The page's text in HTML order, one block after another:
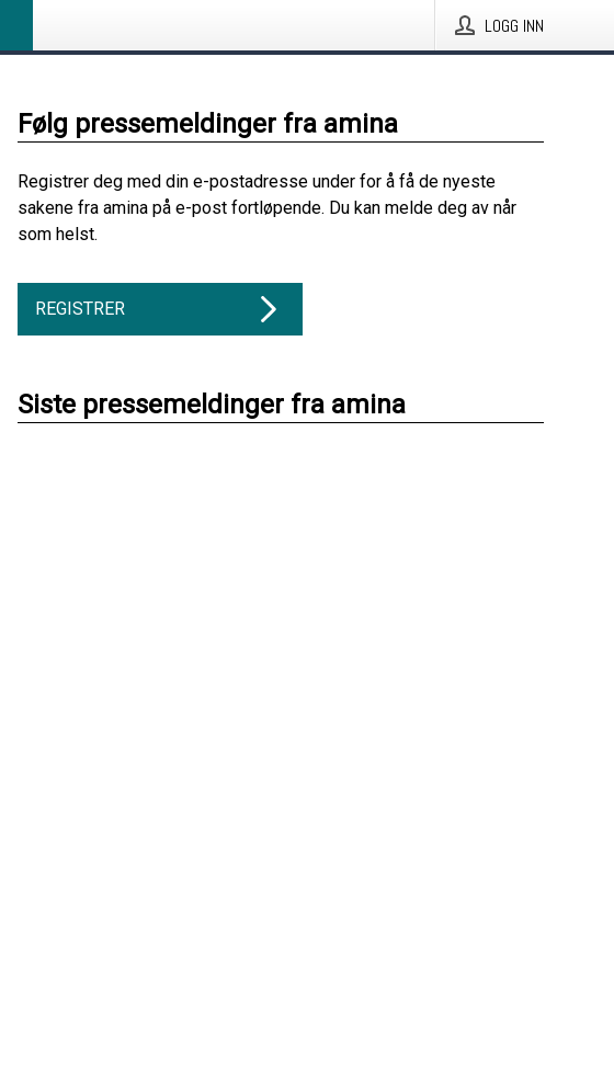
LOGG INN
Følg pressemeldinger fra amina
Registrer deg med din e-postadresse under for å få de nyeste
sakene fra amina på e-post fortløpende. Du kan melde deg av når
som helst.
REGISTRER
Siste pressemeldinger fra amina